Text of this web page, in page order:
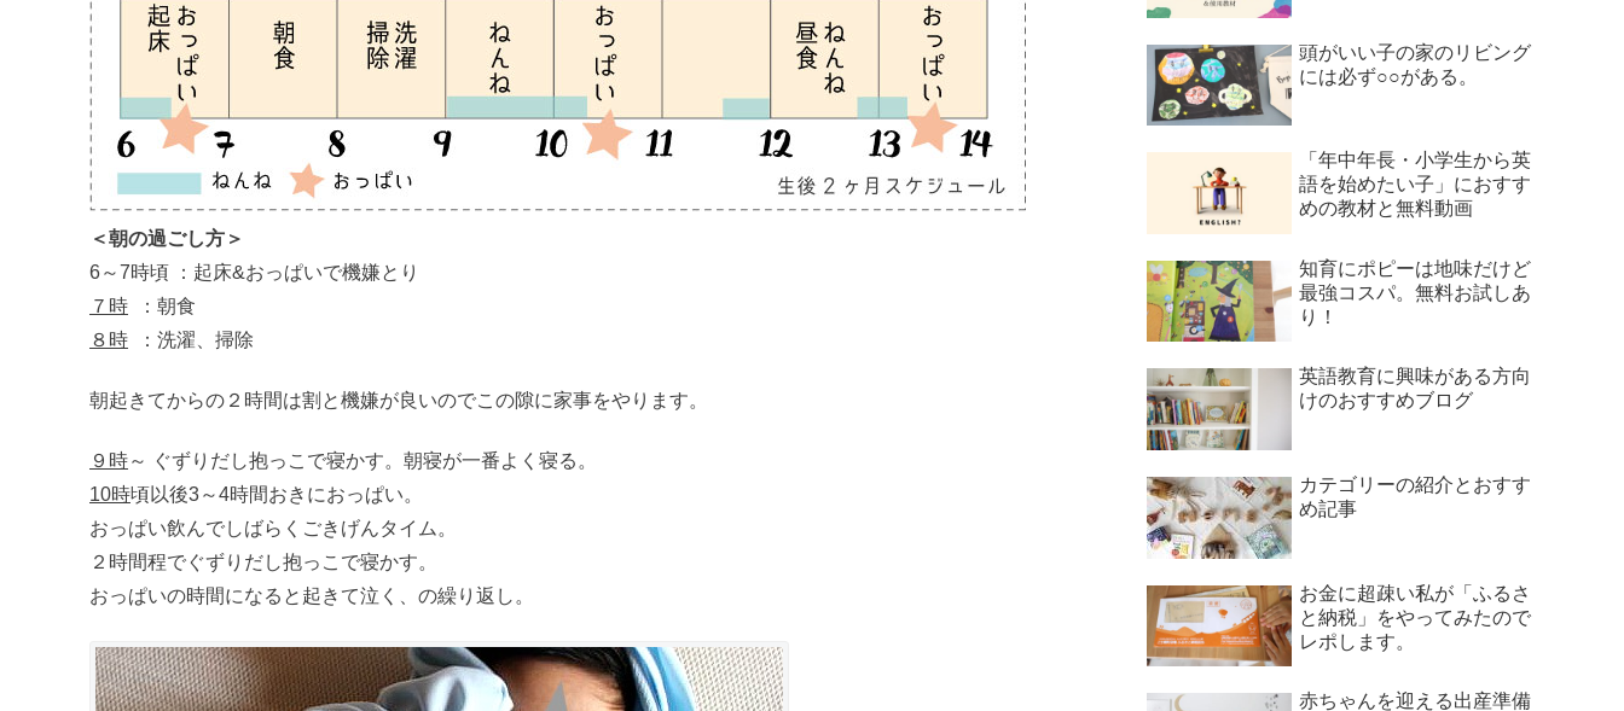
＜朝の過ごし方＞
6～7時頃 ：起床&おっぱいで機嫌とり
７時 ：朝食
８時 ：洗濯、掃除
朝起きてからの２時間は割と機嫌が良いのでこの隙に家事をやります。
９時～ ぐずりだし抱っこで寝かす。朝寝が一番よく寝る。
10時頃以後3～4時間おきにおっぱい。
おっぱい飲んでしばらくごきげんタイム。
２時間程でぐずりだし抱っこで寝かす。
おっぱいの時間になると起きて泣く、の繰り返し。
頭がいい子の家のリビング
には必ず○○がある。
「年中年長・小学生から英
語を始めたい子」におすす
めの教材と無料動画
知育にポピーは地味だけど
最強コスパ。無料お試しあ
り！
英語教育に興味がある方向
けのおすすめブログ
カテゴリーの紹介とおすす
め記事
お金に超疎い私が「ふるさ
と納税」をやってみたので
レポします。
赤ちゃんを迎える出産準備